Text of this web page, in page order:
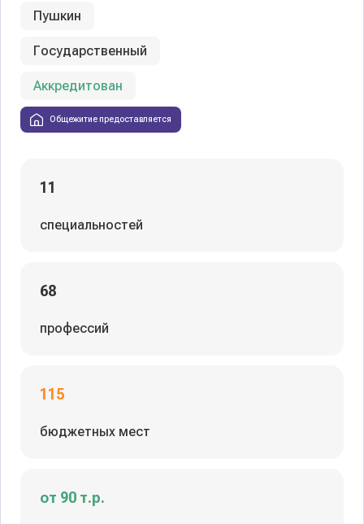
Пушкин
Государственный
Аккредитован
Общежитие предоставляется
11
специальностей
68
профессий
115
бюджетных мест
от 90 т.р.